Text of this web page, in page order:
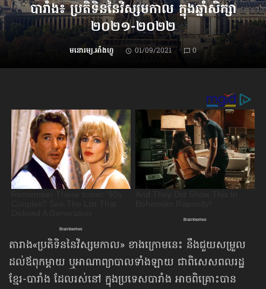
បារាំង៖ ប្រតិទិន​​នៃវិស្សមកាល ក្នុងឆ្នាំសិក្សា
២០២១-២០២២
មនោរម្យ.អាំងហ្វូ 01/09/2021 0
តារាង​«ប្រតិទិន​​នៃវិស្សមកាល» ខាងក្រោមនេះ នឹងជួយសម្រួល
ដល់ឪពុកម្ដាយ ឬអាណាព្យាបាល​ទាំងឡាយ ជាពិសេសពលរដ្ឋ
ខ្មែរ-បារាំង ដែលរស់នៅ ក្នុងប្រទេសបារាំង អាចពិគ្រោះបាន​